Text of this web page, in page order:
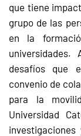
que tiene
grupo de las
en la
desafíos que
convenio de
para la
Universidad